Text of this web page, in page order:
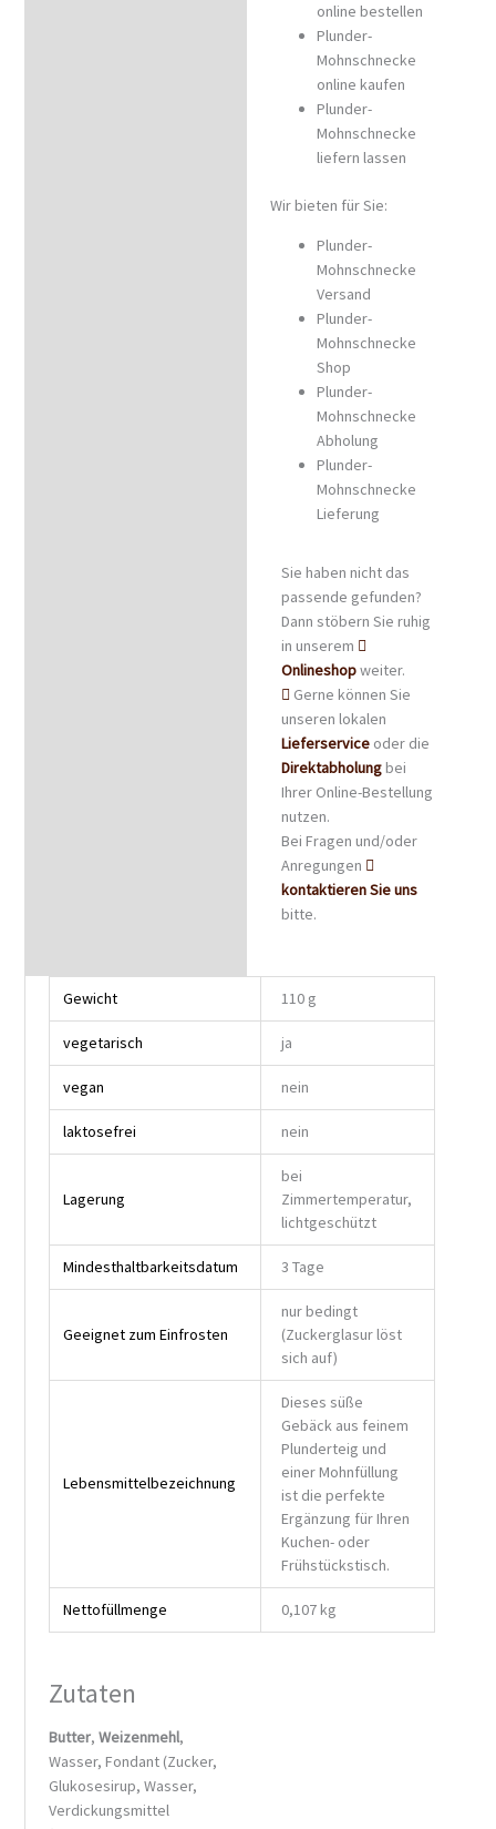
online bestellen
Plunder-
Mohnschnecke
online kaufen
Plunder-
Mohnschnecke
liefern lassen
Wir bieten für Sie:
Plunder-
Mohnschnecke
Versand
Plunder-
Mohnschnecke
Shop
Plunder-
Mohnschnecke
Abholung
Plunder-
Mohnschnecke
Lieferung
Sie haben nicht das
passende gefunden?
Dann stöbern Sie ruhig
in unserem
Onlineshopweiter.
Gerne können Sie
unseren lokalen
Lieferserviceoder die
Direktabholungbei
Ihrer Online-Bestellung
nutzen.
Bei Fragen und/oder
Anregungen
kontaktieren Sie uns
bitte.
Gewicht 110 g
vegetarisch ja
vegan nein
laktosefrei nein
Lagerung
bei
Zimmertemperatur,
lichtgeschützt
Mindesthaltbarkeitsdatum 3 Tage
Geeignet zum Einfrosten
nur bedingt
(Zuckerglasur löst
sich auf)
Lebensmittelbezeichnung
Dieses süße
Gebäck aus feinem
Plunderteig und
einer Mohnfüllung
ist die perfekte
Ergänzung für Ihren
Kuchen- oder
Frühstückstisch.
Nettofüllmenge 0,107 kg
Zutaten
Butter, Weizenmehl,
Wasser, Fondant (Zucker,
Glukosesirup, Wasser,
Verdickungsmittel